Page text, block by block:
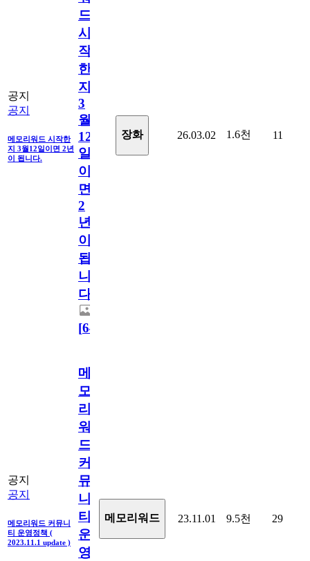
공지
공지
메모리워드 시작한
지 3월12일이면 2년
이 됩니다.
드
시
작
한
지
3
월
12
일
이
면
2
년
이
됩
니
다.
[64
장화 26.03.02 1.6천 11
공지
공지
메모리워드 커뮤니
티 운영정책 (
2023.11.1 update )
메
모
리
워
드
커
뮤
니
티
운
영
메모리워드 23.11.01 9.5천 29